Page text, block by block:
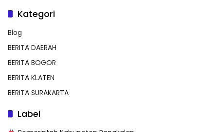
Kategori
Blog
BERITA DAERAH
BERITA BOGOR
BERITA KLATEN
BERITA SURAKARTA
Label